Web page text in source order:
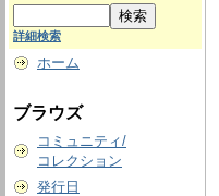
詳細検索
ホーム
ブラウズ
コミュニティ/
コレクション
発行日